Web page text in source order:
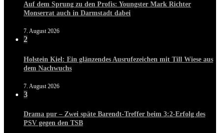
Auf dem Sprung zu den Profis: Youngster Mark Richter
Monserrat auch in Darmstadt dabei
7. August 2026
2
Holstein Kiel: Ein glänzendes Ausrufezeichen mit Till Wiese aus
dem Nachwuchs
7. August 2026
3
Drama pur – Zwei späte Barendt-Treffer beim 3:2-Erfolg des
PSV gegen den TSB